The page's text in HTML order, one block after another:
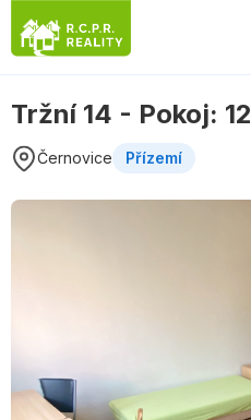
Tržní 14 - Pokoj: 12
Černovice Přízemí